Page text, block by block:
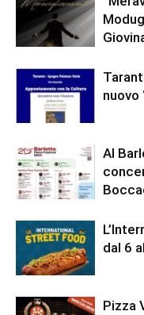
nuovo
Al
dal 6
Pizza